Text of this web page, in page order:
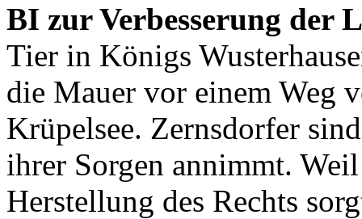
BI zur Verbesserung der
Tier in Königs
die Mauer vor einem Weg
Krüpelsee. Zernsdorfer
ihrer Sorgen annimmt.
Herstellung des Rechts